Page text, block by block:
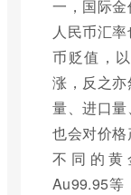
一，国际金
人民币汇
币贬值，
涨，反之
量、进口量
也会对价
不同的黄
Au99.95等